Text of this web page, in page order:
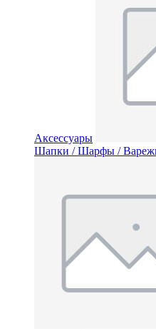
Аксессуары
Шапки / Шарфы /